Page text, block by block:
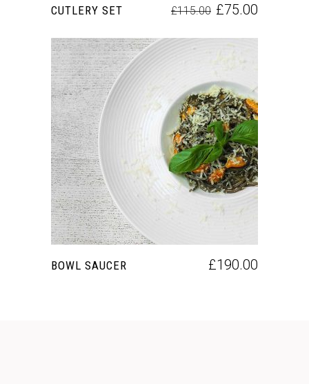
CUTLERY SET £115.00 £75.00
AÑADIR AL CARRITO
BOWL SAUCER £190.00